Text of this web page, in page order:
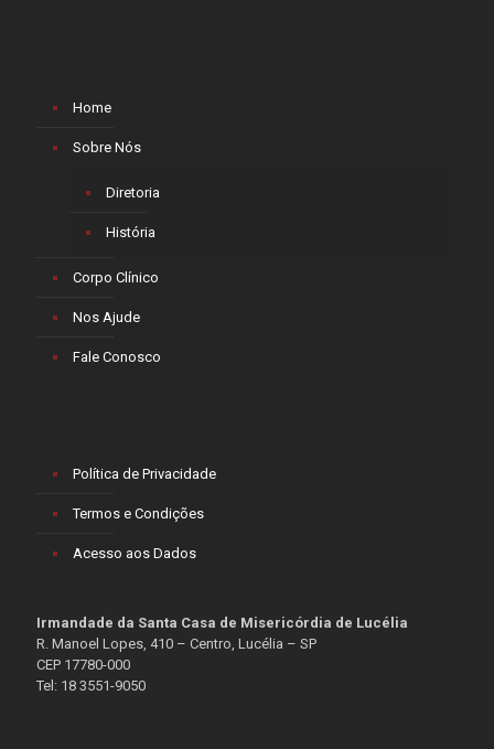
Home
Sobre Nós
Diretoria
História
Corpo Clínico
Nos Ajude
Fale Conosco
Política de Privacidade
Termos e Condições
Acesso aos Dados
Irmandade da Santa Casa de Misericórdia de Lucélia
R. Manoel Lopes, 410 – Centro, Lucélia – SP
CEP 17780-000
Tel: 18 3551-9050